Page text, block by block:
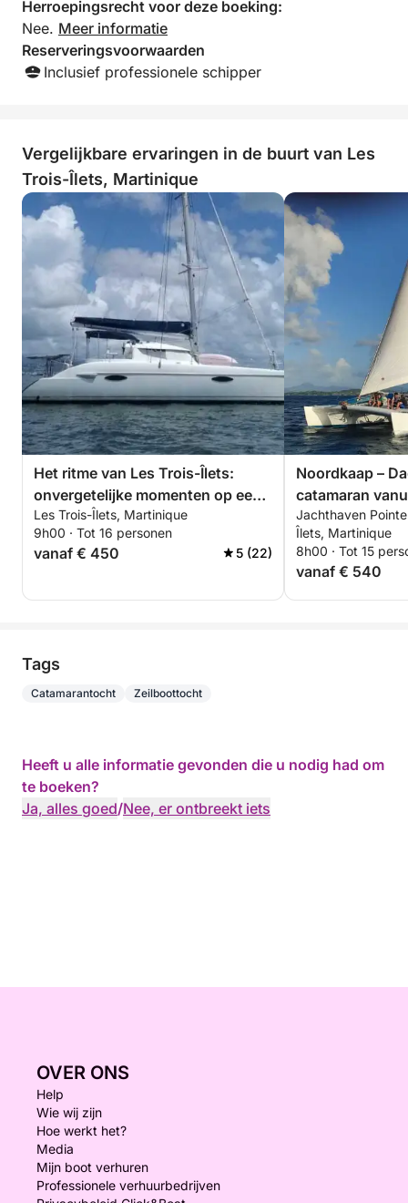
Klaar om te vertrekken?
Neem gerust contact met mij op als u vragen heeft
Tot ziens op zee,
Cédric
TI REV Catamaran
Herroepingsrecht voor deze boeking:
Nee. Meer informatie
Reserveringsvoorwaarden
Inclusief professionele schipper
Vergelijkbare ervaringen in de buurt van Les
Trois-Îlets, Martinique
Het ritme van Les Trois-Îlets:
onvergetelijke momenten op een
catamaran
Les Trois-Îlets, Martinique
9h00 · Tot 16 personen
vanaf € 450 5 (22)
Noordkaap –
catamaran
Jachthaven
Îlets, Martinique
8h00 · Tot 15
vanaf € 540
Tags
Catamarantocht Zeilboottocht
Heeft u alle informatie gevonden die u nodig had om
te boeken?
Ja, alles goed/Nee, er ontbreekt iets
OVER ONS
Help
Wie wij zijn
Hoe werkt het?
Media
Mijn boot verhuren
Professionele verhuurbedrijven